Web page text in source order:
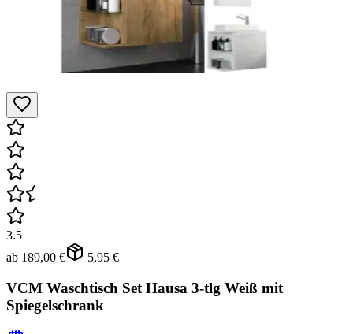
3.5
ab 189,00 € 5,95 €
VCM Waschtisch Set Hausa 3-tlg Weiß mit
Spiegelschrank